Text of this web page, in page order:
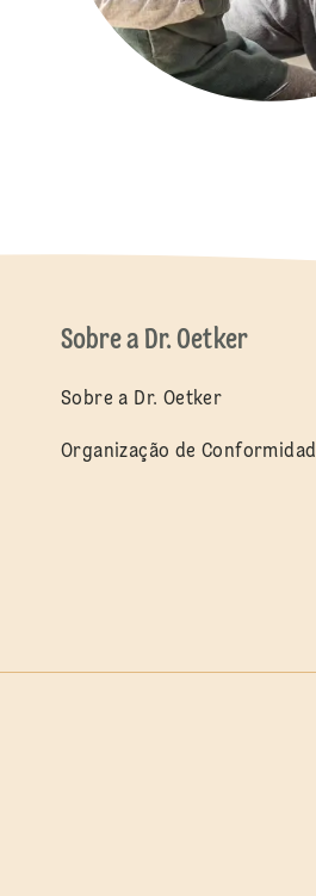
Sobre a Dr. Oetker
Sobre a Dr. Oetker
Organização de